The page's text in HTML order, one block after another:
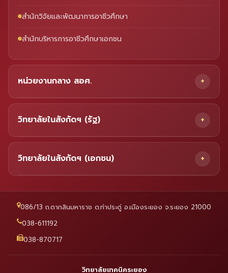
สำนักวิจัยและพัฒนาการอาชีวศึกษา
สำนักบริหารการอาชีวศึกษาเอกชน
หน่วยงานกลาง สอศ.
วิทยาลัยในสังกัดฯ (รัฐ)
วิทยาลัยในสังกัดฯ (เอกชน)
086/13 ถ.ตากสินมหาราช ต.ท่าประดู่ อ.เมืองระยอง จ.ระยอง 21000
038-611192
038-870717
วิทยาลัยเทคนิคระยอง